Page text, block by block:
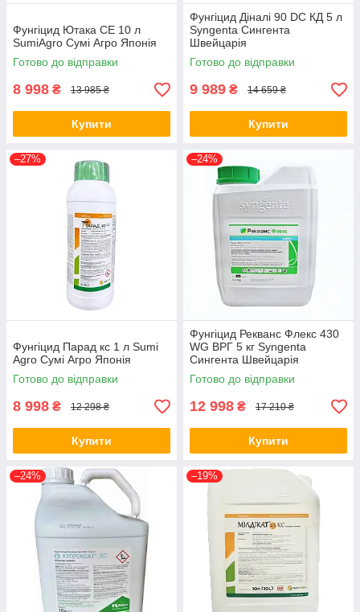
Фунгіцид Ютака СЕ 10 л
SumiAgro Сумі Агро Японія
Готово до відправки
8 998 ₴ 13 985 ₴
Купити
Фунгіцид Діналі 90 DC КД 5 л
Syngenta Сингента
Швейцарія
Готово до відправки
9 989 ₴ 14 659 ₴
Купити
–27%
Фунгіцид Парад кс 1 л Sumi
Agro Сумі Агро Японія
Готово до відправки
8 998 ₴ 12 298 ₴
Купити
–24%
Фунгіцид Рекванс Флекс 430
WG ВРГ 5 кг Syngenta
Сингента Швейцарія
Готово до відправки
12 998 ₴ 17 210 ₴
Купити
–24% –19%